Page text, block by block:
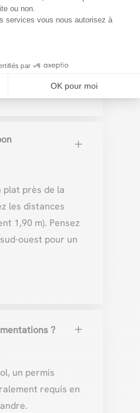
ou non.
services vous nous autorisez à
par
OK pour moi
spécialisés,
une lasure.
L
près de la
les distances
1,90 m). Pensez
ouest pour un
? L
un permis
requis en